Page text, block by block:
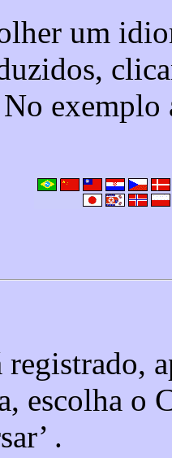
um
exemplo
registrado,
escolha o
.